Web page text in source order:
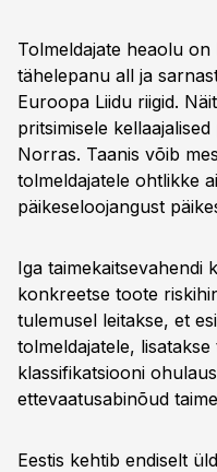
Tolmeldajate heaolu
tähelepanu all ja
Euroopa Liidu riigid.
pritsimisele
Norras. Taanis võib
tolmeldajatele ohtlikke
päikeseloojangust
Iga taimekaitsevahendi
konkreetse toote
tulemusel leitakse, et
tolmeldajatele,
klassifikatsiooni
ettevaatusabinõud
Eestis kehtib endiselt